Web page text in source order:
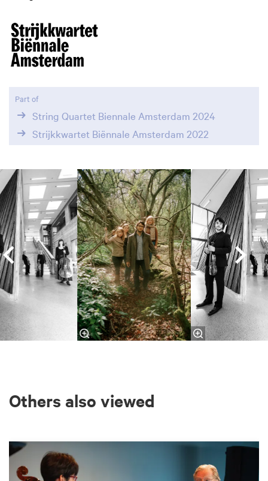
Part of
String Quartet Biennale Amsterdam 2024
Strijkkwartet Biënnale Amsterdam 2022
Skip
Others also viewed